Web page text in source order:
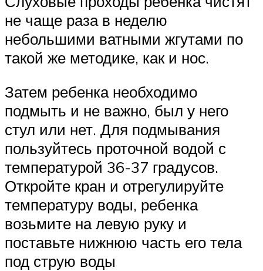
не чаще раза в неделю
небольшими ватными жгутами по
такой же методике, как и нос.
Затем ребенка необходимо
подмыть и не важно, был у него
стул или нет. Для подмывания
пользуйтесь проточной водой с
температурой 36-37 градусов.
Откройте кран и отрегулируйте
температуру воды, ребенка
возьмите на левую руку и
поставьте нижнюю часть его тела
под струю воды